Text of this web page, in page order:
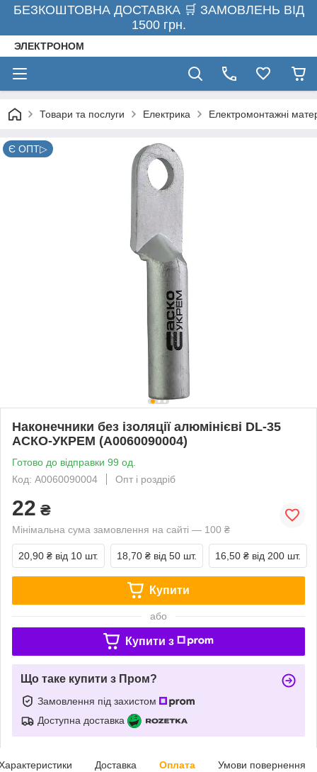
БЕЗКОШТОВНА ДОСТАВКА 🛒 ЗАМОВЛЕНЬ ВІД
1500 грн.
ЭЛЕКТРОНОМ
Товари та послуги Електрика Електромонтажні
Є ОПТ▷
Наконечники без ізоляції алюмінієві DL-35
АСКО-УКРЕМ (A0060090004)
Готово до відправки 99 од.
Код: A0060090004
Опт і роздріб
22 ₴
Мінімальна сума замовлення на сайті — 100 ₴
20,90 ₴ від 10 шт. 18,70 ₴ від 50 шт. 16,50 ₴ від 200 шт.
Купити
або
Купити з
Що таке купити з Пром?
Замовлення під захистом
Доступна доставка
Доставка Оплата Умови повернення